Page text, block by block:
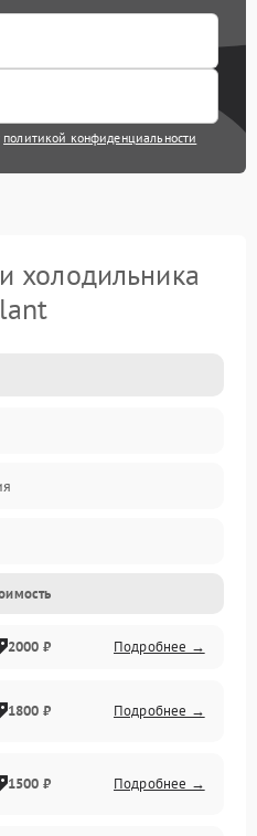
политикой конфиденциальности
холодильника
2000 ₽ Подробнее →
1800 ₽ Подробнее →
1500 ₽ Подробнее →